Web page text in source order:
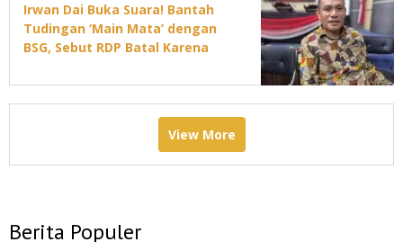
Irwan Dai Buka Suara! Bantah
Tudingan ‘Main Mata’ dengan
BSG, Sebut RDP Batal Karena
View More
Berita Populer